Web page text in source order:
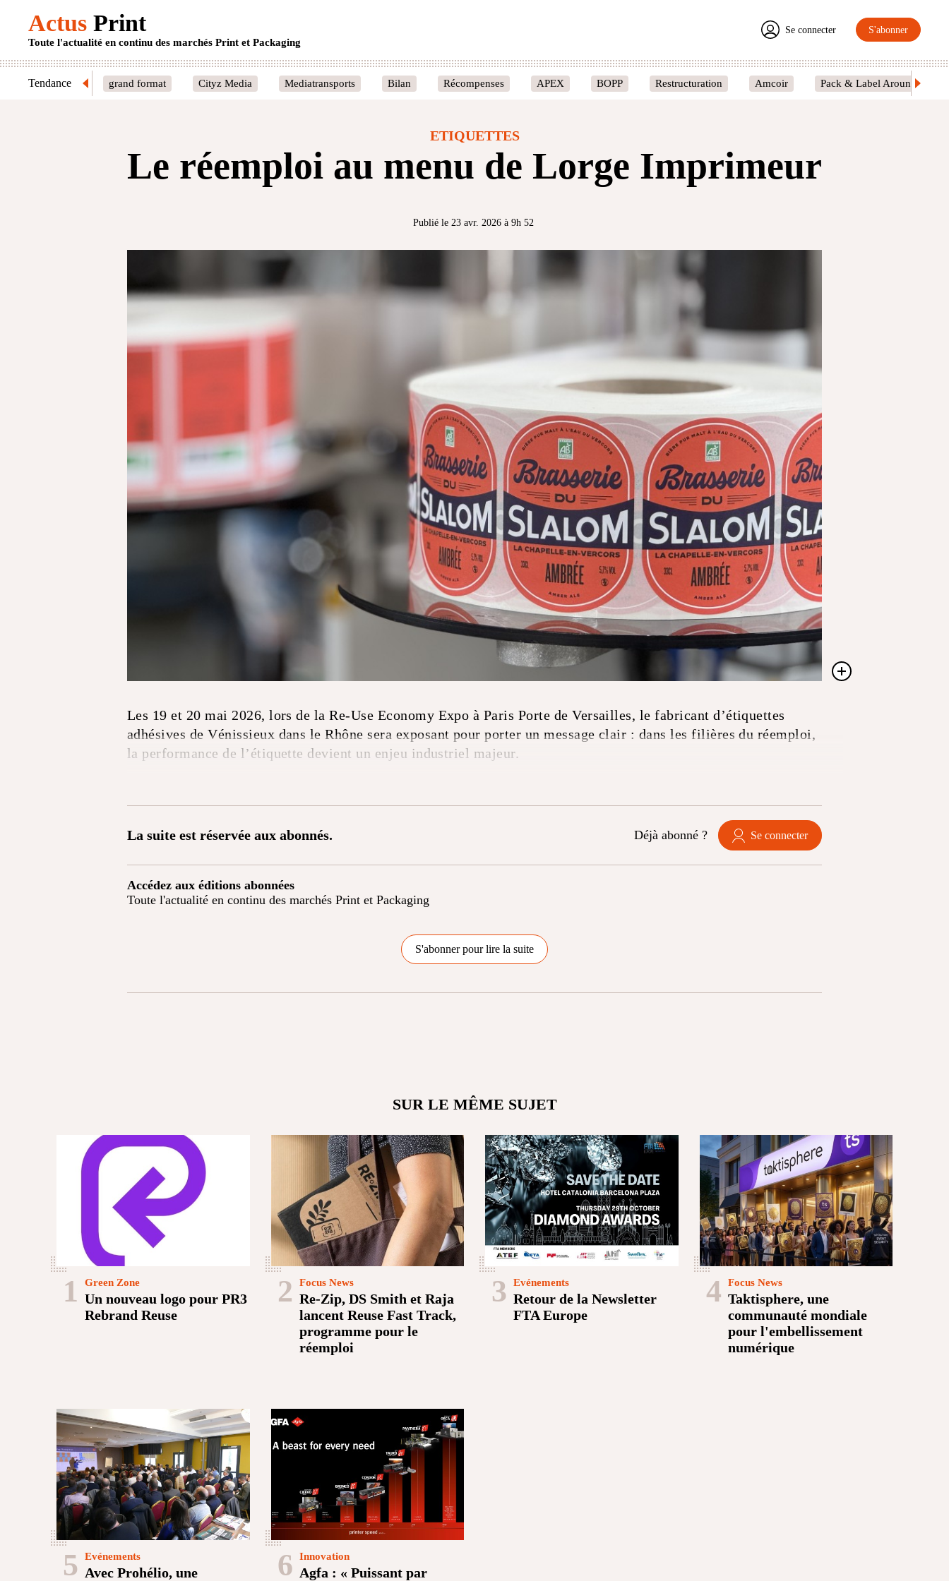
Actus Print
Toute l'actualité en continu des marchés Print et Packaging
Se connecter S'abonner
Tendance grand format Cityz Media Mediatransports Bilan Récompenses APEX BOPP Restructuration Amcoir Pack & Label Around
ETIQUETTES
Le réemploi au menu de Lorge Imprimeur
Publié le 23 avr. 2026 à 9h 52
Les 19 et 20 mai 2026, lors de la Re-Use Economy Expo à Paris Porte de Versailles, le fabricant d’étiquettes
adhésives de Vénissieux dans le Rhône sera exposant pour porter un message clair : dans les filières du réemploi,
la performance de l’étiquette devient un enjeu industriel majeur.
La suite est réservée aux abonnés. Déjà abonné ? Se connecter
Accédez aux éditions abonnées
Toute l'actualité en continu des marchés Print et Packaging
S'abonner pour lire la suite
SUR LE MÊME SUJET
1 Un nouveau logo pour PR3
Rebrand Reuse
Green Zone 2 Re-Zip, DS Smith et Raja
lancent Reuse Fast Track,
programme pour le
réemploi
Focus News 3 Retour de la Newsletter
FTA Europe
Evénements 4 Taktisphere, une
communauté mondiale
pour l'embellissement
numérique
Focus News
5 Avec Prohélio, une
Evénements 6 Agfa : « Puissant par
Innovation